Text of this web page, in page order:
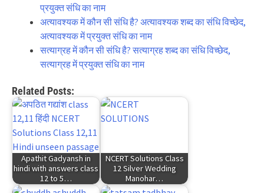
प्रयुक्त संधि का नाम
अत्यावश्यक में कौन सी संधि है? अत्यावश्यक शब्द का संधि विच्छेद,
अत्यावश्यक में प्रयुक्त संधि का नाम
सत्याग्रह में कौन सी संधि है? सत्याग्रह शब्द का संधि विच्छेद,
सत्याग्रह में प्रयुक्त संधि का नाम
Related Posts:
Apathit Gadyansh in
hindi with answers class
12 to 5…
NCERT Solutions Class
12 Silver Wedding
Manohar…